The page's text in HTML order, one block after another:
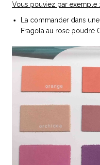
NOS
de tous
Vous pouviez par exemple :
La commander dans
Fragola au rose poudré